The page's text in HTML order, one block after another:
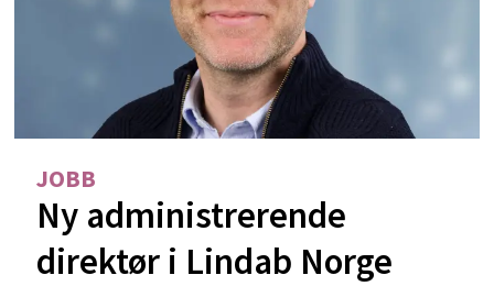
JOBB
Ny administrerende
direktør i Lindab Norge